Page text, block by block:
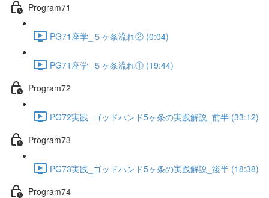
Program71
PG71座学_５ヶ条流れ② (0:04)
PG71座学_５ヶ条流れ① (19:44)
Program72
PG72実践_ゴッドハンド5ヶ条の実践解説_前半 (33:12)
Program73
PG73実践_ゴッドハンド5ヶ条の実践解説_後半 (18:38)
Program74